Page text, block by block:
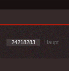
24218283 Haupt